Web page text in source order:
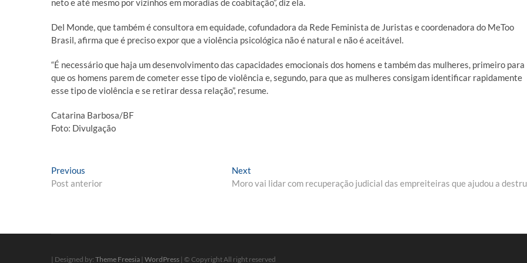
neto e até mesmo por vizinhos em moradias de coabitação”, diz ela.
Del Monde, que também é consultora em equidade, cofundadora da Rede Feminista de Juristas e coordenadora do MeToo
Brasil, afirma que é preciso expor que a violência psicológica não é natural e não é aceitável.
“É necessário que haja um desenvolvimento das capacidades emocionais dos homens e também das mulheres, primeiro para
que os homens parem de cometer esse tipo de violência e, segundo, para que as mulheres consigam identificar rapidamente
esse tipo de violência e se retirar dessa relação”, resume.
Catarina Barbosa/BF
Foto: Divulgação
Navegação
de
Previous
post:
Post anterior
Next
post:
Moro vai lidar com recuperação judicial das empreiteiras que ajudou a
| Designed by: Theme Freesia | WordPress | © Copyright All right reserved